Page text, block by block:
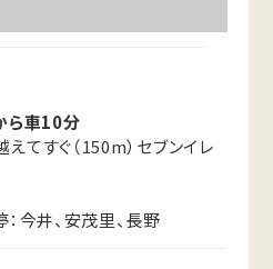
ら車10分
てすぐ（150m）セブンイレ
今井、安茂里、長野